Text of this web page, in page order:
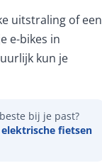
uitstraling of een
e-bikes in
kun je
bij je past?
elektrische fietsen